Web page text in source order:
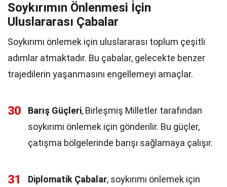
Soykırımın Önlenmesi İçin
Uluslararası Çabalar
Soykırımı önlemek için uluslararası toplum çeşitli
adımlar atmaktadır. Bu çabalar, gelecekte benzer
trajedilerin yaşanmasını engellemeyi amaçlar.
30 Barış Güçleri, Birleşmiş Milletler tarafından
soykırımı önlemek için gönderilir. Bu güçler,
çatışma bölgelerinde barışı sağlamaya çalışır.
31 Diplomatik Çabalar, soykırımı önlemek için